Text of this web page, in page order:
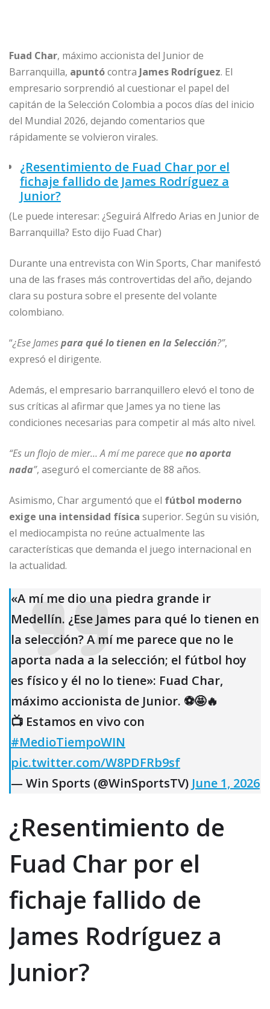
Fuad Char, máximo accionista del Junior de
Barranquilla, apuntócontra James Rodríguez. El
empresario sorprendió al cuestionar el papel del
capitán de la Selección Colombia a pocos días del inicio
del Mundial 2026, dejando comentarios que
rápidamente se volvieron virales.
¿Resentimiento de Fuad Char por el
fichaje fallido de James Rodríguez a
Junior?
(Le puede interesar: ¿Seguirá Alfredo Arias en Junior de
Barranquilla? Esto dijo Fuad Char)
Durante una entrevista con Win Sports, Char manifestó
una de las frases más controvertidas del año, dejando
clara su postura sobre el presente del volante
colombiano.
“¿Ese Jamespara qué lo tienen en la Selección?”,
expresó el dirigente.
Además, el empresario barranquillero elevó el tono de
sus críticas al afirmar que James ya no tiene las
condiciones necesarias para competir al más alto nivel.
“Es un flojo de mier… A mí me parece queno aporta
nada”, aseguró el comerciante de 88 años.
Asimismo, Char argumentó que el fútbol moderno
exige una intensidad física superior. Según su visión,
el mediocampista no reúne actualmente las
características que demanda el juego internacional en
la actualidad.
«A mí me dio una piedra grande ir
Medellín. ¿Ese James para qué lo tienen en
la selección? A mí me parece que no le
aporta nada a la selección; el fútbol hoy
es físico y él no lo tiene»: Fuad Char,
máximo accionista de Junior. ⚽🤩🔥
📺 Estamos en vivo con
#MedioTiempoWIN
pic.twitter.com/W8PDFRb9sf
— Win Sports (@WinSportsTV) June 1, 2026
¿Resentimiento de
Fuad Char por el
fichaje fallido de
James Rodríguez a
Junior?